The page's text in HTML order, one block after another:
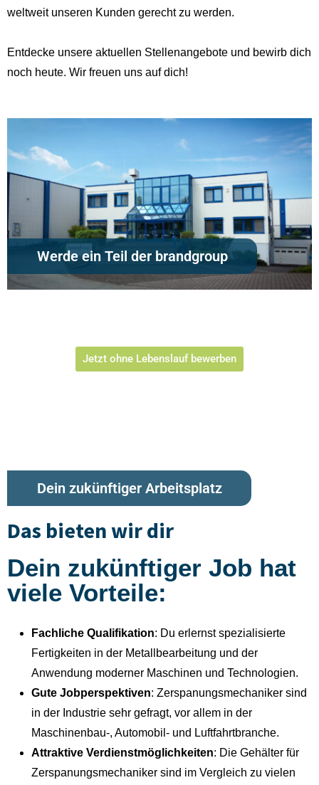
weltweit unseren Kunden gerecht zu werden.
Entdecke unsere aktuellen Stellenangebote und bewirb dich
noch heute. Wir freuen uns auf dich!
Werde ein Teil der brandgroup
Jetzt ohne Lebenslauf bewerben
Dein zukünftiger Arbeitsplatz
Das bieten wir dir
Dein zukünftiger Job hat
viele Vorteile:
Fachliche Qualifikation: Du erlernst spezialisierte
Fertigkeiten in der Metallbearbeitung und der
Anwendung moderner Maschinen und Technologien.
Gute Jobperspektiven: Zerspanungsmechaniker sind
in der Industrie sehr gefragt, vor allem in der
Maschinenbau-, Automobil- und Luftfahrtbranche.
Attraktive Verdienstmöglichkeiten: Die Gehälter für
Zerspanungsmechaniker sind im Vergleich zu vielen